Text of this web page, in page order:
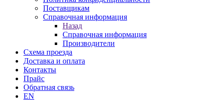
Поставщикам
Справочная информация
Назад
Справочная информация
Производители
Схема проезда
Доставка и оплата
Контакты
Прайс
Обратная связь
EN